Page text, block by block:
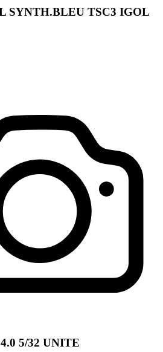
SYNTH.BLEU TSC3 IGOL
5/32 UNITE